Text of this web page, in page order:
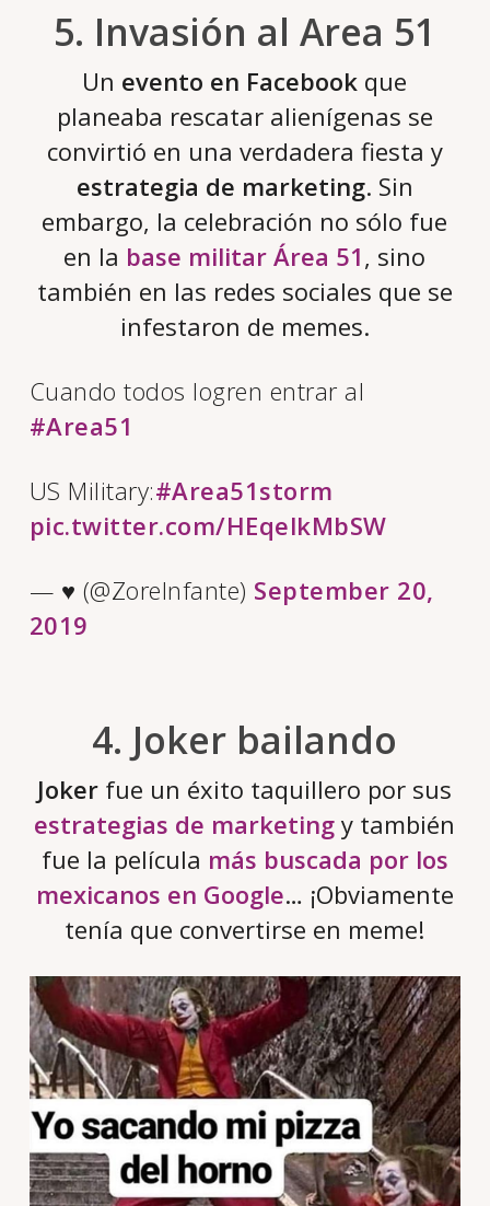
5. Invasión al Area 51
Un evento en Facebook que
planeaba rescatar alienígenas se
convirtió en una verdadera fiesta y
estrategia de marketing. Sin
embargo, la celebración no sólo fue
en la base militar Área 51, sino
también en las redes sociales que se
infestaron de memes.
Cuando todos logren entrar al
#Area51
US Military:#Area51storm
pic.twitter.com/HEqelkMbSW
— ♥ (@ZoreInfante) September 20,
2019
4. Joker bailando
Joker fue un éxito taquillero por sus
estrategias de marketing y también
fue la película más buscada por los
mexicanos en Google… ¡Obviamente
tenía que convertirse en meme!